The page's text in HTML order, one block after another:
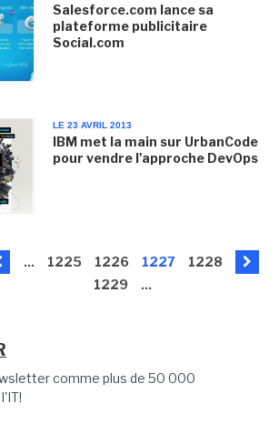
Salesforce.com lance sa
plateforme publicitaire
Social.com
LE 23 AVRIL 2013
IBM met la main sur UrbanCode
pour vendre l'approche DevOps
... 1225 1226 1227
1228
1229
...
comme plus de 50 000